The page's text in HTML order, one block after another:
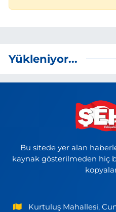
Yükleniyor...
Bu sitede yer alan
kaynak gösterilmeden hiç
Kurtuluş Mahallesi,